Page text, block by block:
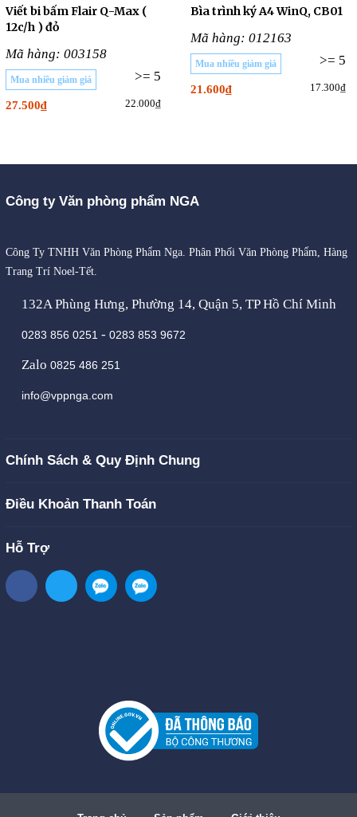
Viết bi bấm Flair Q-Max (
12c/h ) đỏ
Mã hàng: 003158
>= 5
Mua nhiều giảm giá
27.500₫ 22.000₫
Bìa trình ký A4 WinQ, CB01
Mã hàng: 012163
>= 5
Mua nhiều giảm giá
21.600₫ 17.300₫
Công ty Văn phòng phẩm NGA
Công Ty TNHH Văn Phòng Phẩm Nga. Phân Phối Văn Phòng Phẩm, Hàng
Trang Trí Noel-Tết.
132A Phùng Hưng, Phường 14, Quận 5, TP Hồ Chí Minh
0283 856 0251 - 0283 853 9672
Zalo 0825 486 251
info@vppnga.com
Chính Sách & Quy Định Chung
Điều Khoản Thanh Toán
Hỗ Trợ